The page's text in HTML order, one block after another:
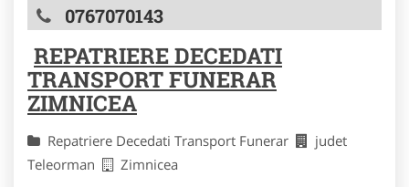
0767070143
REPATRIERE DECEDATI
TRANSPORT FUNERAR
ZIMNICEA
Repatriere Decedati Transport Funerar
judet
Teleorman
Zimnicea